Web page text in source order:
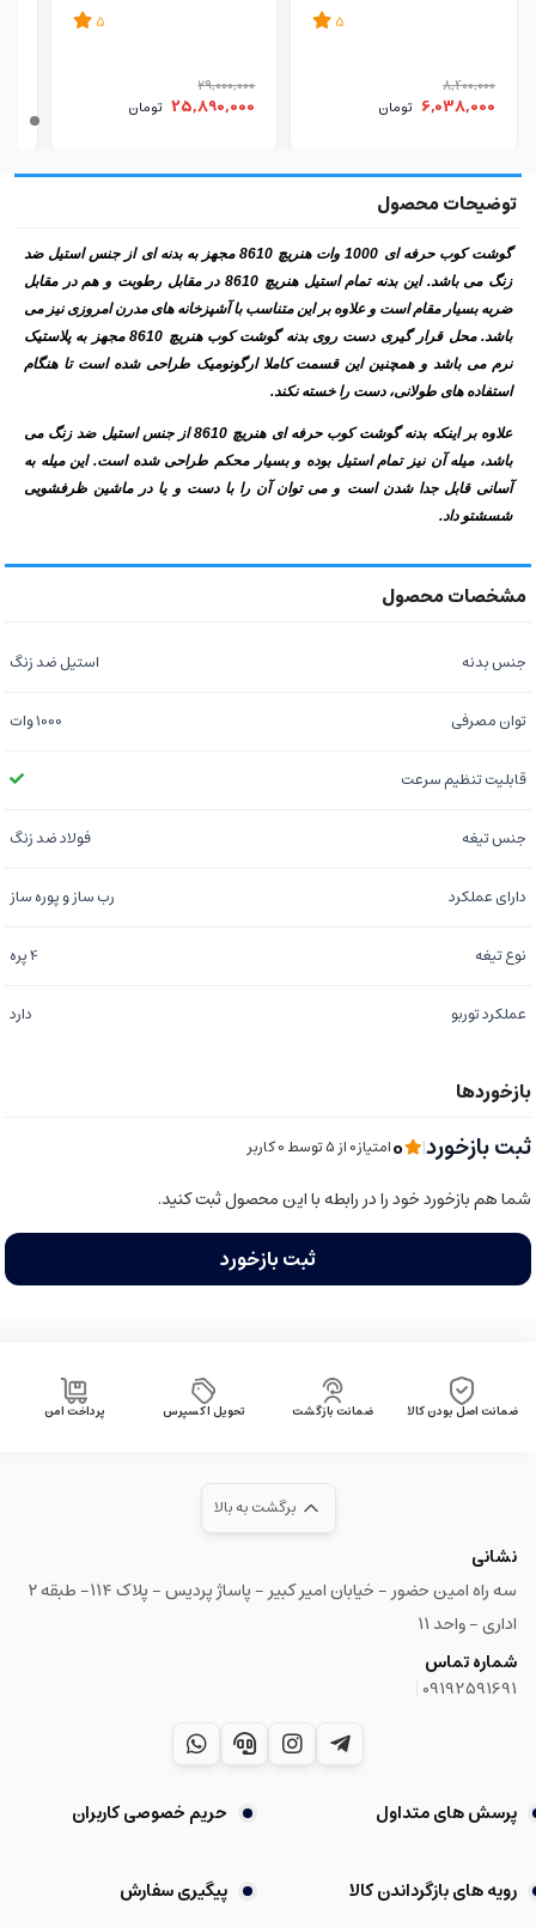
5
8,400,000
6,038,000 تومان
5
29,000,000
25,890,000 تومان
گوشت کوب حرفه ای 1000 وات هنریچ 8610 مجهز به بدنه ای از جنس استیل ضد
زنگ می باشد. این بدنه تمام استیل هنریچ 8610 در مقابل رطوبت و هم در مقابل
ضربه بسیار مقام است و علاوه بر این متناسب با آشپزخانه های مدرن امروزی نیز می
باشد. محل قرار گیری دست روی بدنه گوشت کوب هنریچ 8610 مجهز به پلاستیک
نرم می باشد و همچنین این قسمت کاملا ارگونومیک طراحی شده است تا هنگام
استفاده های طولانی، دست را خسته نکند.
علاوه بر اینکه بدنه گوشت کوب حرفه ای هنریچ 8610 از جنس استیل ضد زنگ می
باشد، میله آن نیز تمام استیل بوده و بسیار محکم طراحی شده است. این میله به
آسانی قابل جدا شدن است و می توان آن را با دست و یا در ماشین ظرفشویی
شسشتو داد.
جنس بدنه استیل ضد زنگ
توان مصرفی 1000 وات
قابلیت تنظیم سرعت
جنس تیغه فولاد ضد زنگ
دارای عملکرد رب ساز و پوره ساز
نوع تیغه 4 پره
عملکرد توربو دارد
ثبت بازخورد|
0امتیاز0 از ۵ توسط 0 کاربر
شما هم بازخورد خود را در رابطه با این محصول ثبت کنید.
ثبت بازخورد
ضمانت اصل بودن کالا ضمانت بازگشت تحویل اکسپرس پرداخت امن
برگشت به بالا
نشانی
سه راه امین حضور - خیابان امیر کبیر - پاساژ پردیس - پلاک ۱۱۴- طبقه ۲
اداری - واحد ۱۱
شماره تماس
09192591691
پرسش های متداول حریم خصوصی کاربران
رویه های بازگرداندن کالا پیگیری سفارش